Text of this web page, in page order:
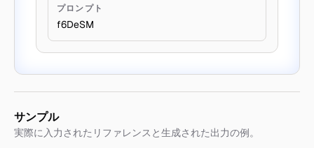
プロンプト
f6DeSM
サンプル
実際に入力されたリファレンスと生成された出力の例。